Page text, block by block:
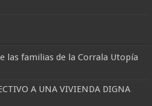
las familias de la Corrala Utopía
A UNA VIVIENDA DIGNA